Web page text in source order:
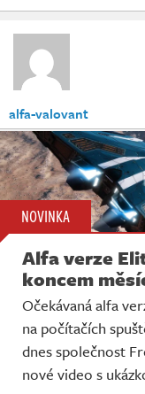
alfa-valovant
NOVINKA
Alfa verze
koncem
Očekávaná alfa
na počítačích
dnes společnost
nové video s